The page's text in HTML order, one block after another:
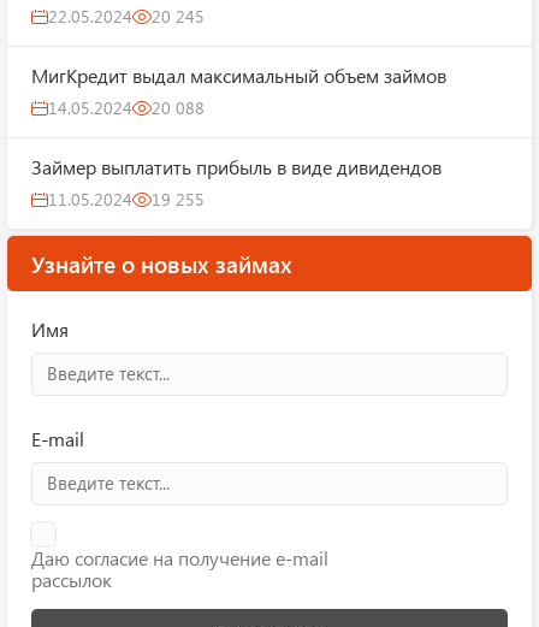
22.05.2024 20 245
МигКредит выдал максимальный объем займов
14.05.2024 20 088
Займер выплатить прибыль в виде дивидендов
11.05.2024 19 255
Узнайте о новых займах
Имя
E-mail
Даю согласие на получение e-mail
рассылок